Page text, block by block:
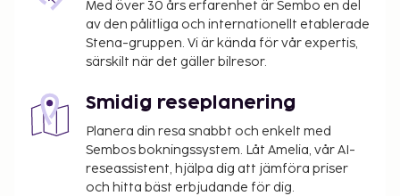
Avgift för extrasäng: VND 250000.0 per natt
Det är möjligt att listan ovan inte är fullständig,
samt att avgifter och depositioner inte inkluderar
Anslutande rum kan erbjudas i mån av tillgång.
Gäster kan be om anslutande rum genom att
kontakta boendet direkt med
kontaktuppgifterna i bokningsbekräftelsen.
Med över 30 års erfarenhet är Sembo en del
av den pålitliga och internationellt etablerade
Stena-gruppen. Vi är kända för vår expertis,
särskilt när det gäller bilresor.
Smidig reseplanering
Planera din resa snabbt och enkelt med
Sembos bokningssystem. Låt Amelia, vår AI-
reseassistent, hjälpa dig att jämföra priser
och hitta bäst erbjudande för dig.